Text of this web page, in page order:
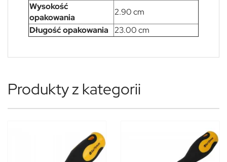
Wysokość
opakowania
2.90 cm
Długość opakowania
23.00 cm
Produkty z kategorii